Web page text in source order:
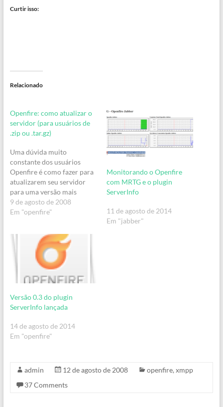
Curtir isso:
Relacionado
Openfire: como atualizar o
servidor (para usuários de
.zip ou .tar.gz)
Uma dúvida muito
constante dos usuários
Openfire é como fazer para
atualizarem seu servidor
para uma versão mais
recente.Segue então um
pequeno howto (adaptado
OpenfireFaça um backup do
diretório de instalação do
Openfire (isso é preciso
porque ao abrir o novo
.tar.gz ou .zip…
9 de agosto de 2008
Em "openfire"
Monitorando o Openfire
com MRTG e o plugin
ServerInfo
11 de agosto de 2014
Em "jabber"
Versão 0.3 do plugin
ServerInfo lançada
14 de agosto de 2014
Em "openfire"
admin 12 de agosto de 2008 openfire, xmpp
37 Comments